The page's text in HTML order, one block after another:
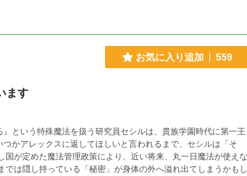
お気に入り追加 559
ます
』という特殊魔法を扱う研究員セシルは、貴族学園時代に第一王
かアレックスに返してほしいと言われるまで、セシルは「そ